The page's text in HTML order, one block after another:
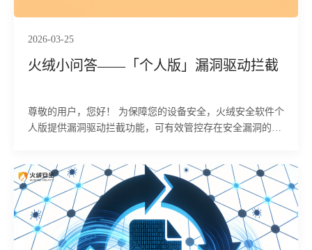
2026-03-25
火绒小问答——「个人版」漏洞驱动拦截
尊敬的用户，您好！ 为保障您的设备安全，火绒安全软件个
人版提供漏洞驱动拦截功能，可有效管控存在安全漏洞的驱